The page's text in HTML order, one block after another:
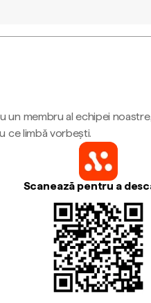
un membru al echipei
ce limbă vorbești.
Scanează pentru a